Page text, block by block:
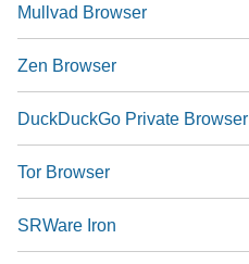
Mullvad Browser
Zen Browser
DuckDuckGo Private Browser
Tor Browser
SRWare Iron